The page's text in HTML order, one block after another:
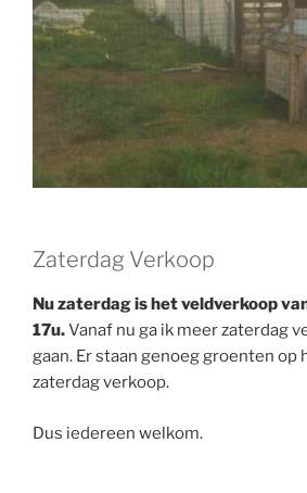
Zaterdag Verkoop
Nu zaterdag is het veldverkoop
17u.Vanaf nu ga ik meer zaterdag
gaan. Er staan genoeg groenten op
zaterdag verkoop.
Dus iedereen welkom.